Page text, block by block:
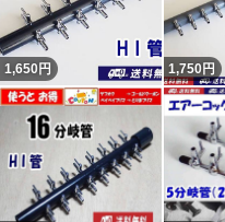
1,650 円 1,750円